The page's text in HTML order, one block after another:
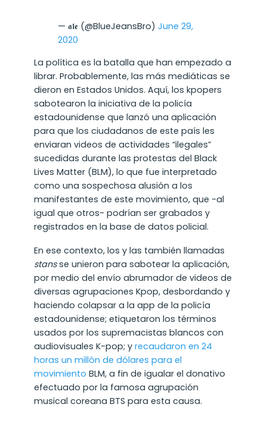
— 𝖆𝖑𝖊 (@BlueJeansBro) June 29,
2020
La política es la batalla que han empezado a
librar. Probablemente, las más mediáticas se
dieron en Estados Unidos. Aquí, los kpopers
sabotearon la iniciativa de la policía
estadounidense que lanzó una aplicación
para que los ciudadanos de este país les
enviaran videos de actividades “ilegales”
sucedidas durante las protestas del Black
Lives Matter (BLM), lo que fue interpretado
como una sospechosa alusión a los
manifestantes de este movimiento, que -al
igual que otros- podrían ser grabados y
registrados en la base de datos policial.
En ese contexto, los y las también llamadas
stansse unieron para sabotear la aplicación,
por medio del envío abrumador de videos de
diversas agrupaciones Kpop, desbordando y
haciendo colapsar a la app de la policía
estadounidense; etiquetaron los términos
usados por los supremacistas blancos con
audiovisuales K-pop; y recaudaron en 24
horas un millón de dólares para el
movimiento BLM, a fin de igualar el donativo
efectuado por la famosa agrupación
musical coreana BTS para esta causa.